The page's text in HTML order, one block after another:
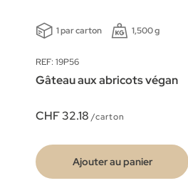
1 par carton 1,500 g
REF: 19P56
Gâteau aux abricots végan
CHF 32.18 /carton
Ajouter au panier